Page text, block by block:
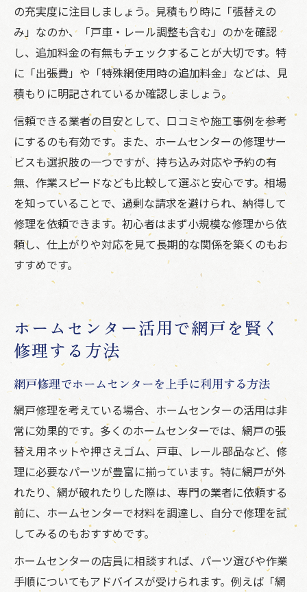
の充実度に注目しましょう。見積もり時に「張替えの
み」なのか、「戸車・レール調整も含む」のかを確認
し、追加料金の有無もチェックすることが大切です。特
に「出張費」や「特殊網使用時の追加料金」などは、見
積もりに明記されているか確認しましょう。
信頼できる業者の目安として、口コミや施工事例を参考
にするのも有効です。また、ホームセンターの修理サー
ビスも選択肢の一つですが、持ち込み対応や予約の有
無、作業スピードなども比較して選ぶと安心です。相場
を知っていることで、過剰な請求を避けられ、納得して
修理を依頼できます。初心者はまず小規模な修理から依
頼し、仕上がりや対応を見て長期的な関係を築くのもお
すすめです。
ホームセンター活用で網戸を賢く
修理する方法
網戸修理でホームセンターを上手に利用する方法
網戸修理を考えている場合、ホームセンターの活用は非
常に効果的です。多くのホームセンターでは、網戸の張
替え用ネットや押さえゴム、戸車、レール部品など、修
理に必要なパーツが豊富に揃っています。特に網戸が外
れたり、網が破れたりした際は、専門の業者に依頼する
前に、ホームセンターで材料を調達し、自分で修理を試
してみるのもおすすめです。
ホームセンターの店員に相談すれば、パーツ選びや作業
手順についてもアドバイスが受けられます。例えば「網